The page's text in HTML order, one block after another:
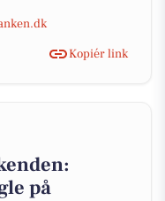
Kopiér link
på